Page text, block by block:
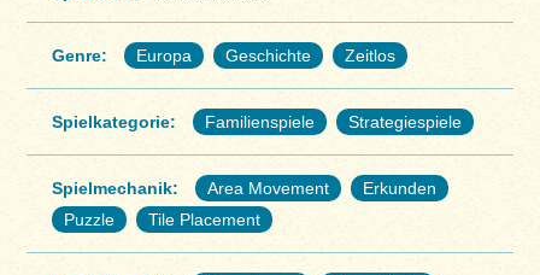
Genre: Europa Geschichte Zeitlos
Spielkategorie: Familienspiele Strategiespiele
Spielmechanik: Area Movement
Erkunden
Puzzle
Tile Placement